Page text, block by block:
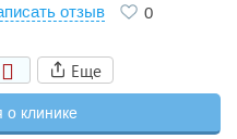
отзыв
0
Еще
клинике